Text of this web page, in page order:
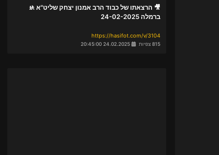
🎥 הרצאתו של כבוד הרב אמנון יצחק שליט"א 🚸
ברמלה 24-02-2025
https://hasifot.com/v/3104
815 צפיות